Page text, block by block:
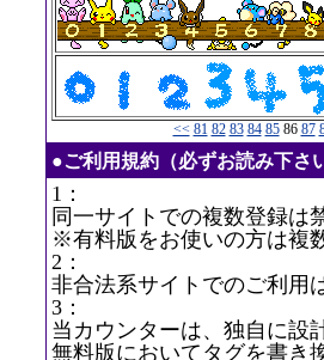
<< 81 82 83 84 8586 87
●ご利用規約（必ずお読み下さ
1：
同一サイトでの複数登録は
※有料版をお使いの方は複
2：
非合法系サイトでのご利用
3：
当カウンターは、独自に設
無料版においてタグを書き